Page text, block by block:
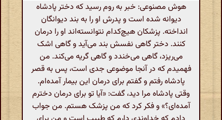
هوش مصنوعی: خبر به روم رسید که دختر پادشاه
دیوانه شده است و پدرش او را به بند دیوانگان
انداخته. پزشکان هیچ‌کدام نتوانسته‌اند او را درمان
کنند. دختر گاهی نفسش بند می‌آید و گاهی اشک
می‌ریزد، گاهی می‌خندد و گاهی گریه می‌کند. من
فهمیدم که در آنجا موضوعی جدی است، پس به قصر
پادشاه رفتم و گفتم برای درمان این بیمار آمده‌ام.
وقتی پادشاه مرا دید، گفت: «آیا تو برای درمان دخترم
آمده‌ای؟» و فکر کرد که من پزشک هستم. من جواب